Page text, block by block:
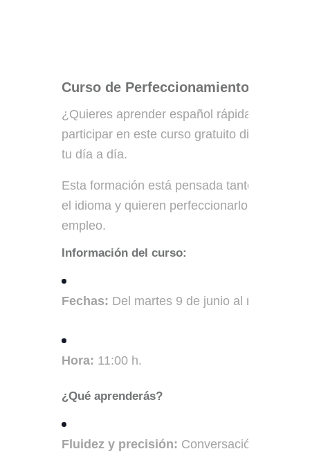
Curso de Perfeccionamiento de
¿Quieres aprender español rápidamente y
participar en este curso gratuito diseñado
tu día a día.
Esta formación está pensada tanto para
el idioma y quieren perfeccionarlo,
empleo.
Información del curso:
Fechas: Del martes 9 de junio al martes 30
Hora: 11:00 h.
¿Qué aprenderás?
Fluidez y precisión: Conversación